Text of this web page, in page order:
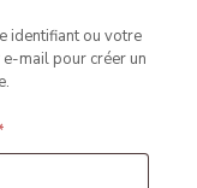
identifiant ou votre
mail pour créer un
Obligatoire